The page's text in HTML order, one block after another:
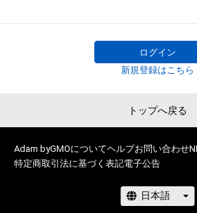
ログイン
新規登録はこちら
トップへ戻る
Adam byGMOについてヘルプお問い合わせ
特定商取引法に基づく表記電子公告